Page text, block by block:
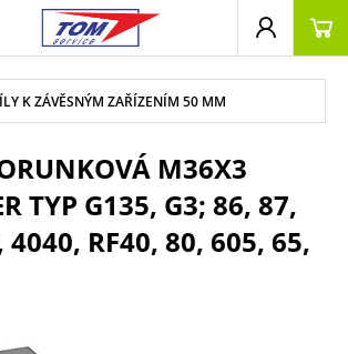
K ZÁVĚSNÝM ZAŘÍZENÍM 50 MM
M36X3
TYP G135, G3; 86, 87,
RF40, 80, 605, 65,